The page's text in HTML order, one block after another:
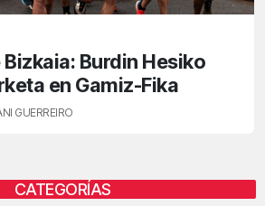
Burdin Hesiko
en Gamiz-Fika
GUERREIRO
CATEGORÍAS